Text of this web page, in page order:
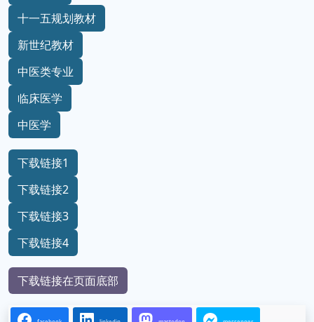
十一五规划教材
新世纪教材
中医类专业
临床医学
中医学
下载链接1
下载链接2
下载链接3
下载链接4
下载链接在页面底部